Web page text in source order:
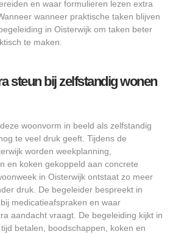
en waar formulieren lezen extra
wanneer praktische taken blijven
in Oisterwijk om taken beter
te maken.
steun bij zelfstandig wonen
woonvorm in beeld als zelfstandig
te veel druk geeft. Tijdens de
worden weekplanning,
en koken gekoppeld aan concrete
in Oisterwijk ontstaat zo meer
druk. De begeleider bespreekt in
medicatieafspraken en waar
aandacht vraagt. De begeleiding kijkt in
betalen, boodschappen, koken en